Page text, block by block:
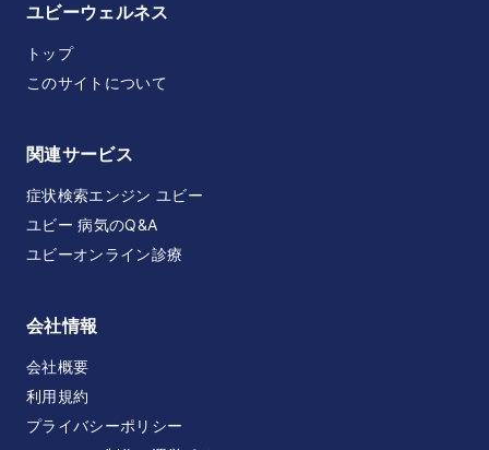
ユビーウェルネス
トップ
このサイトについて
関連サービス
症状検索エンジン ユビー
ユビー 病気のQ&A
ユビーオンライン診療
会社情報
会社概要
利用規約
プライバシーポリシー